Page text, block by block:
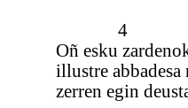
4
Oñ esku
illustre abbadesa
zerren egin